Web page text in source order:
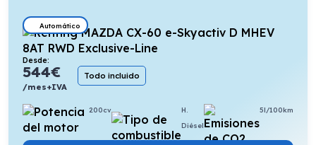
Automático
Desde:
544€
/mes+IVA
Todo incluido
200cv
H.
Diésel
5l/100km